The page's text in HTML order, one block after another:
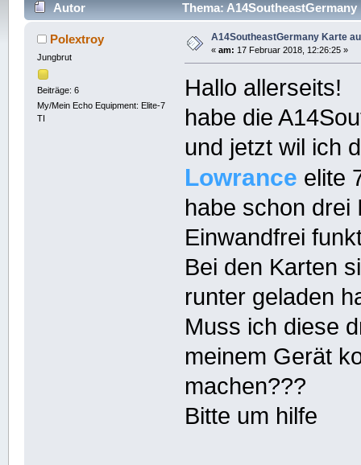
Autor Thema:
Polextroy
Jungbrut
Beiträge: 6
My/Mein Echo Equipment: Elite-7
TI
A14SoutheastGermany Karte
« am: 17 Februar 2018, 12:26:25 »
Hallo allerseits!
habe die
und jetzt wil ich
Lowrance elite
habe schon drei
Einwandfrei
Bei den Karten
runter geladen
Muss ich diese
meinem Gerät
machen???
Bitte um hilfe